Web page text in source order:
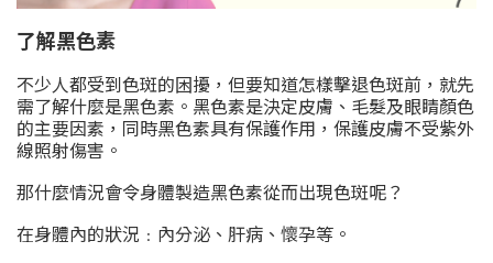
了解黑色素
不少人都受到色斑的困擾，但要知道怎樣擊退色斑前，就先
需了解什麼是黑色素。黑色素是決定皮膚、毛髮及眼睛顏色
的主要因素，同時黑色素具有保護作用，保護皮膚不受紫外
線照射傷害。
那什麼情況會令身體製造黑色素從而出現色斑呢？
在身體內的狀況﹕內分泌、肝病、懷孕等。